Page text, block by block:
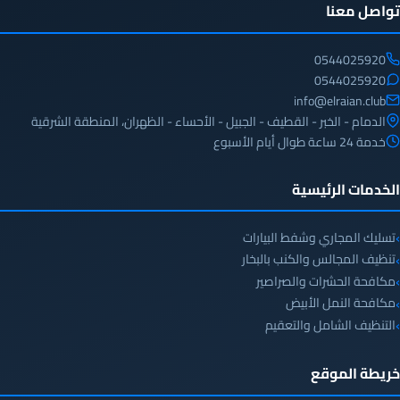
تواصل معنا
0544025920
0544025920
info@elraian.club
الدمام - الخبر - القطيف - الجبيل - الأحساء - الظهران، المنطقة الشرقية
خدمة 24 ساعة طوال أيام الأسبوع
الخدمات الرئيسية
تسليك المجاري وشفط البيارات
تنظيف المجالس والكنب بالبخار
مكافحة الحشرات والصراصير
مكافحة النمل الأبيض
التنظيف الشامل والتعقيم
خريطة الموقع